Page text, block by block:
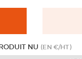
NU (EN €/HT)